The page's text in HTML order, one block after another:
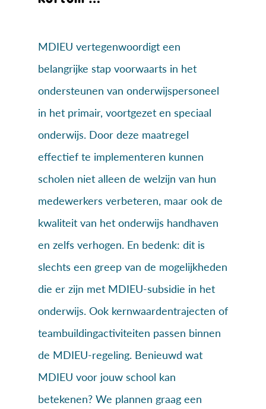
MDIEU vertegenwoordigt een
belangrijke stap voorwaarts in het
ondersteunen van onderwijspersoneel
in het primair, voortgezet en speciaal
onderwijs. Door deze maatregel
effectief te implementeren kunnen
scholen niet alleen de welzijn van hun
medewerkers verbeteren, maar ook de
kwaliteit van het onderwijs handhaven
en zelfs verhogen. En bedenk: dit is
slechts een greep van de mogelijkheden
die er zijn met MDIEU-subsidie in het
onderwijs. Ook kernwaardentrajecten of
teambuildingactiviteiten passen binnen
de MDIEU-regeling. Benieuwd wat
MDIEU voor jouw school kan
betekenen? We plannen graag een